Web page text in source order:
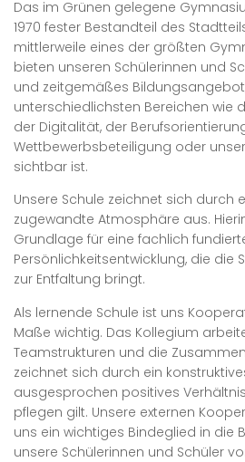
Das im Grünen gelegene
1970 fester Bestandteil des
mittlerweile eines der größten
bieten unseren Schülerinnen und
und zeitgemäßes
unterschiedlichsten Bereichen wie
der Digitalität, der
Wettbewerbsbeteiligung oder
sichtbar ist.
Unsere Schule zeichnet sich durch
zugewandte Atmosphäre aus.
Grundlage für eine fachlich
Persönlichkeitsentwicklung, die die
zur Entfaltung bringt.
Als lernende Schule ist uns
Maße wichtig. Das Kollegium
Teamstrukturen und die
zeichnet sich durch ein
ausgesprochen positives
pflegen gilt. Unsere externen
uns ein wichtiges Bindeglied in die
unsere Schülerinnen und Schüler